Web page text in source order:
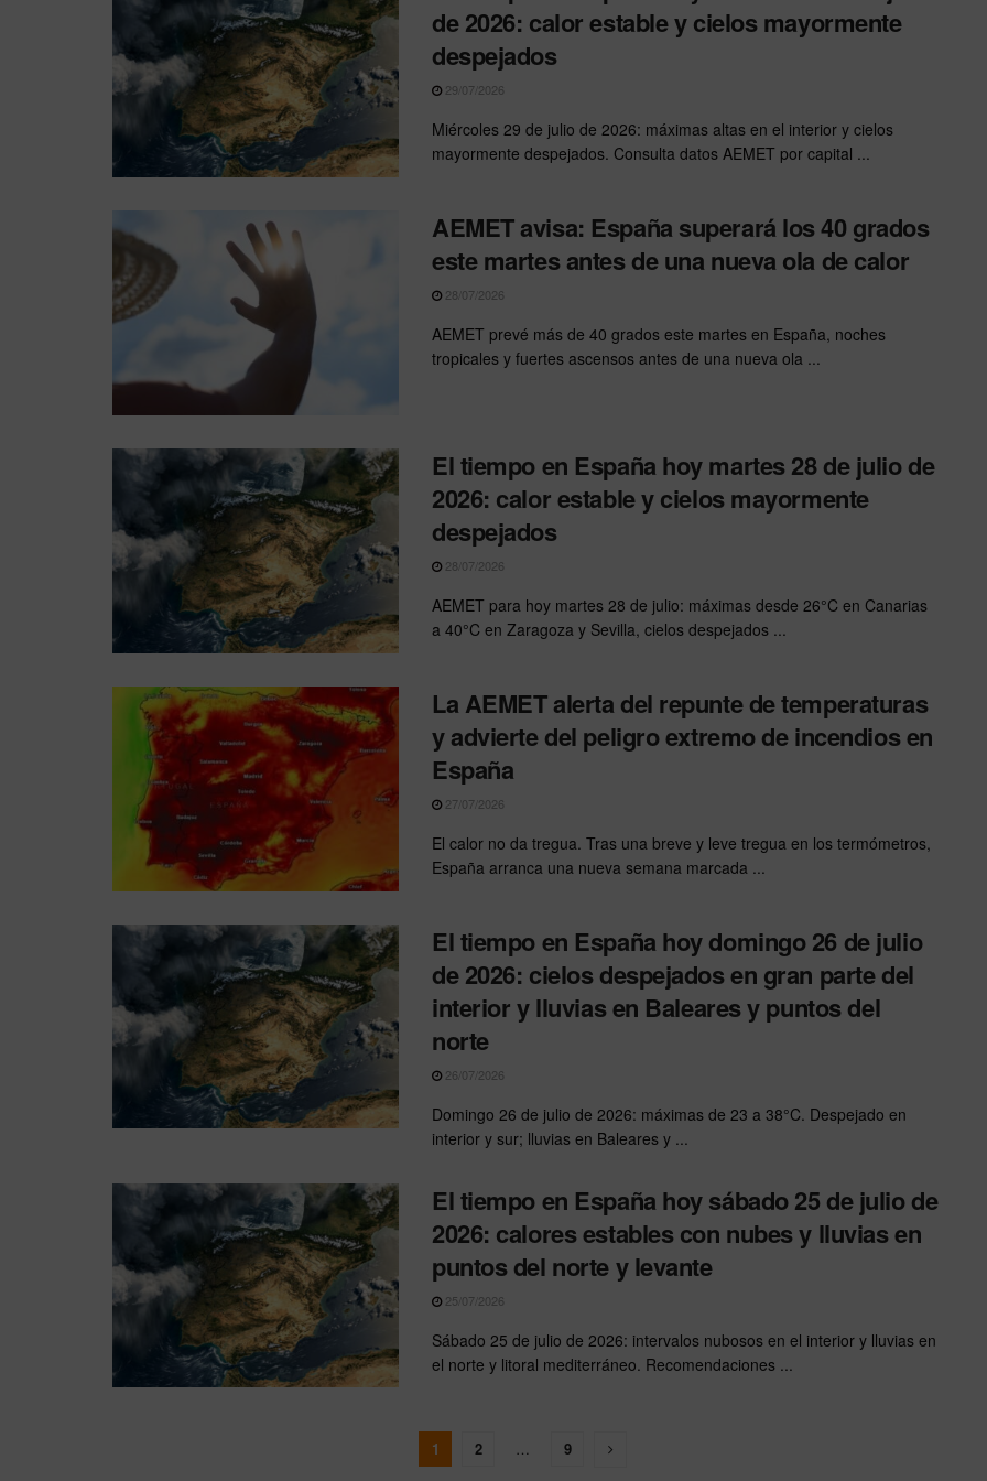
de 2026: calor estable y cielos mayormente
despejados
29/07/2026
Miércoles 29 de julio de 2026: máximas altas en el interior y cielos
mayormente despejados. Consulta datos AEMET por capital ...
AEMET avisa: España superará los 40 grados
este martes antes de una nueva ola de calor
28/07/2026
AEMET prevé más de 40 grados este martes en España, noches
tropicales y fuertes ascensos antes de una nueva ola ...
El tiempo en España hoy martes 28 de julio de
2026: calor estable y cielos mayormente
despejados
28/07/2026
AEMET para hoy martes 28 de julio: máximas desde 26°C en Canarias
a 40°C en Zaragoza y Sevilla, cielos despejados ...
La AEMET alerta del repunte de temperaturas
y advierte del peligro extremo de incendios en
España
27/07/2026
El calor no da tregua. Tras una breve y leve tregua en los termómetros,
España arranca una nueva semana marcada ...
El tiempo en España hoy domingo 26 de julio
de 2026: cielos despejados en gran parte del
interior y lluvias en Baleares y puntos del
norte
26/07/2026
Domingo 26 de julio de 2026: máximas de 23 a 38°C. Despejado en
interior y sur; lluvias en Baleares y ...
El tiempo en España hoy sábado 25 de julio de
2026: calores estables con nubes y lluvias en
puntos del norte y levante
25/07/2026
Sábado 25 de julio de 2026: intervalos nubosos en el interior y lluvias en
el norte y litoral mediterráneo. Recomendaciones ...
1 2 … 9